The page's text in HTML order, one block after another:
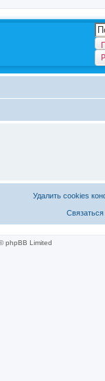
Удалить cookies
phpBB Limited